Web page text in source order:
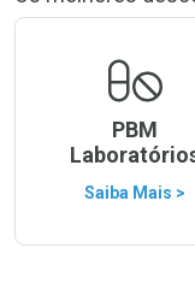
PBM
Saiba Mais >